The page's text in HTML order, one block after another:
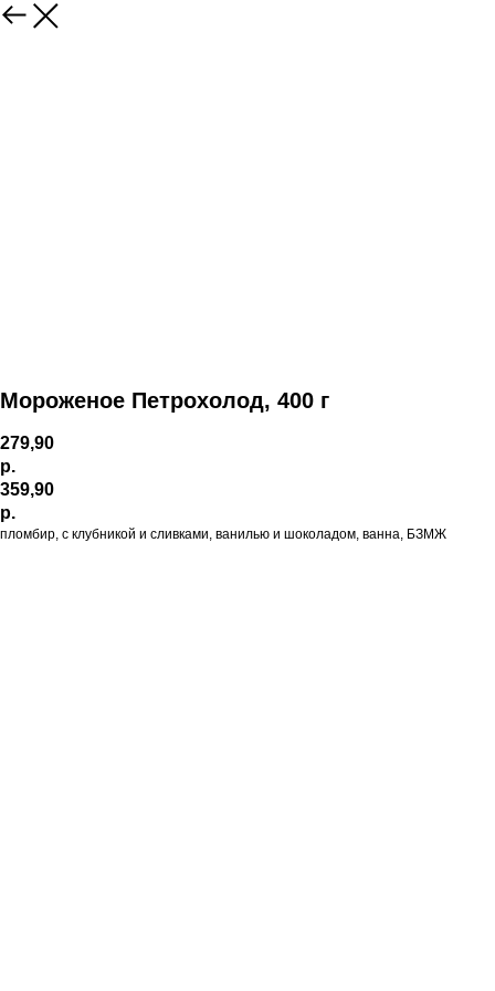
Мороженое Петрохолод, 400 г
279,90
р.
359,90
р.
пломбир, с клубникой и сливками, ванилью и шоколадом, ванна, БЗМЖ